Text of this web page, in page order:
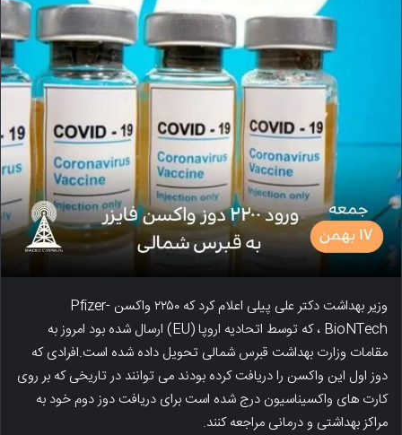
وزیر بهداشت دکتر علی پیلی اعلام کرد که ۲۲۵۰ واکسن Pfizer-
BioNTech ، که توسط اتحادیه اروپا (EU) ارسال شده بود امروز به
مقامات وزارت بهداشت قبرس شمالی تحویل داده شده است.افرادی که
دوز اول این واکسن را دریافت کرده بودند می توانند در تاریخی که بر روی
کارت های واکسیناسیون درج شده است برای دریافت دوز دوم خود به
مراکز بهداشتی و درمانی مراجعه کنند.